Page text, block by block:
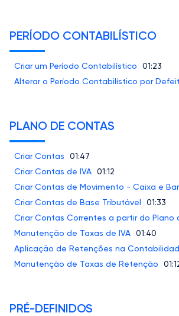
PERÍODO CONTABILÍSTICO
Criar um Período Contabilístico
01:23
Alterar o Período Contabilístico por
PLANO DE CONTAS
Criar Contas
01:47
Criar Contas de IVA 01:12
Criar Contas de Movimento - Caixa e
Criar Contas de Base Tributável
01:33
Criar Contas Correntes a partir do Plano
Manutenção de Taxas de IVA 01:40
Aplicação de Retenções na
Manutenção de Taxas de Retenção
PRÉ-DEFINIDOS